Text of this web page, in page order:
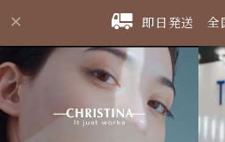
即日発送 全